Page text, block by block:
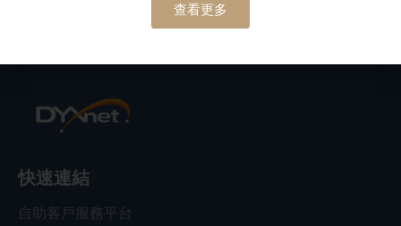
快速連結
自助客戶服務平台
查看更多